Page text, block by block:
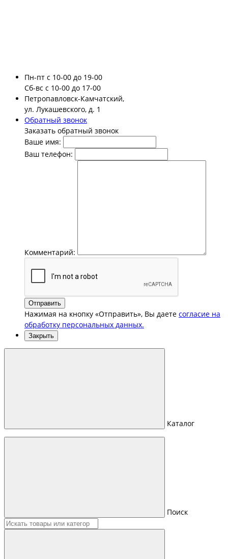
Пн-пт с 10-00 до 19-00
Сб-вс с 10-00 до 17-00
Петропавловск-Камчатский,
ул. Лукашевского, д. 1
Обратный звонок
Заказать обратный звонок
Ваше имя:
Ваш телефон:
Комментарий:
Отправить
Нажимая на кнопку «Отправить», Вы даете согласие на
обработку персональных данных.
Закрыть
Каталог
Поиск